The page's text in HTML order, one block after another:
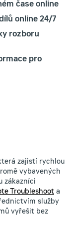
čase online
online 24/7
rozboru
pro
zajistí rychlou
vybavených
zákazníci
Troubleshoot a
služby
vyřešit bez